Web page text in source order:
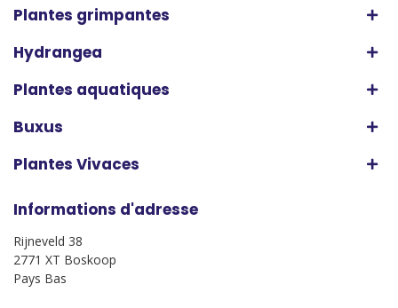
Plantes grimpantes
Hydrangea
Plantes aquatiques
Buxus
Plantes Vivaces
Informations d'adresse
Rijneveld 38
2771 XT Boskoop
Pays Bas